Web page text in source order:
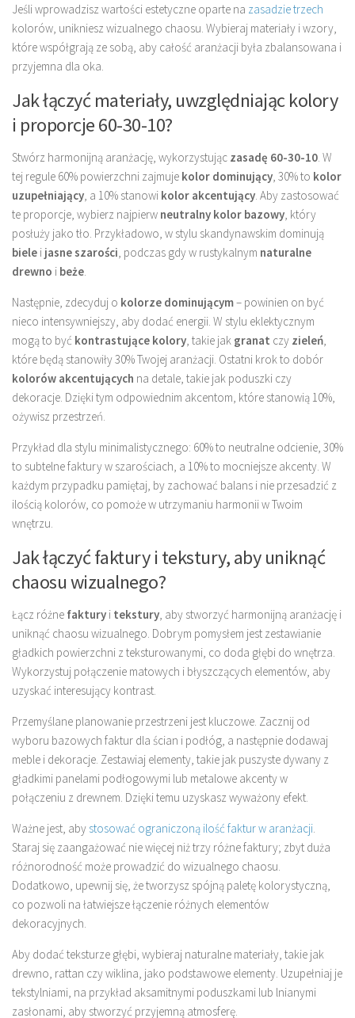
Jeśli wprowadzisz wartości estetyczne oparte na zasadzie trzech
kolorów, unikniesz wizualnego chaosu. Wybieraj materiały i wzory,
które współgrają ze sobą, aby całość aranżacji była zbalansowana i
przyjemna dla oka.
Jak łączyć materiały, uwzględniając kolory
i proporcje 60-30-10?
Stwórz harmonijną aranżację, wykorzystując zasadę 60-30-10 . W
tej regule 60% powierzchni zajmuje kolor dominujący , 30% to kolor
uzupełniający , a 10% stanowi kolor akcentujący . Aby zastosować
te proporcje, wybierz najpierw neutralny kolor bazowy , który
posłuży jako tło. Przykładowo, w stylu skandynawskim dominują
biele i jasne szarości , podczas gdy w rustykalnym naturalne
drewno i beże
Następnie, zdecyduj o kolorze dominującym– powinien on być
nieco intensywniejszy, aby dodać energii. W stylu eklektycznym
mogą to być kontrastujące kolory , takie jak granat czy zieleń
które będą stanowiły 30% Twojej aranżacji. Ostatni krok to dobór
kolorów akcentujących na detale, takie jak poduszki czy
dekoracje. Dzięki tym odpowiednim akcentom, które stanowią 10%,
ożywisz przestrzeń.
Przykład dla stylu minimalistycznego: 60% to neutralne odcienie, 30%
to subtelne faktury w szarościach, a 10% to mocniejsze akcenty. W
każdym przypadku pamiętaj, by zachować balans i nie przesadzić z
ilością kolorów, co pomoże w utrzymaniu harmonii w Twoim
wnętrzu.
Jak łączyć faktury i tekstury, aby uniknąć
chaosu wizualnego?
Łącz różne faktury i tekstury , aby stworzyć harmonijną aranżację i
uniknąć chaosu wizualnego. Dobrym pomysłem jest zestawianie
gładkich powierzchni z teksturowanymi, co doda głębi do wnętrza.
Wykorzystuj połączenie matowych i błyszczących elementów, aby
uzyskać interesujący kontrast.
Przemyślane planowanie przestrzeni jest kluczowe. Zacznij od
wyboru bazowych faktur dla ścian i podłóg, a następnie dodawaj
meble i dekoracje. Zestawiaj elementy, takie jak puszyste dywany z
gładkimi panelami podłogowymi lub metalowe akcenty w
połączeniu z drewnem. Dzięki temu uzyskasz wyważony efekt.
Ważne jest, aby stosować ograniczoną ilość faktur w aranżacji
Staraj się zaangażować nie więcej niż trzy różne faktury; zbyt duża
różnorodność może prowadzić do wizualnego chaosu.
Dodatkowo, upewnij się, że tworzysz spójną paletę kolorystyczną,
co pozwoli na łatwiejsze łączenie różnych elementów
dekoracyjnych.
Aby dodać teksturze głębi, wybieraj naturalne materiały, takie jak
drewno, rattan czy wiklina, jako podstawowe elementy. Uzupełniaj je
tekstylniami, na przykład aksamitnymi poduszkami lub lnianymi
zasłonami, aby stworzyć przyjemną atmosferę.